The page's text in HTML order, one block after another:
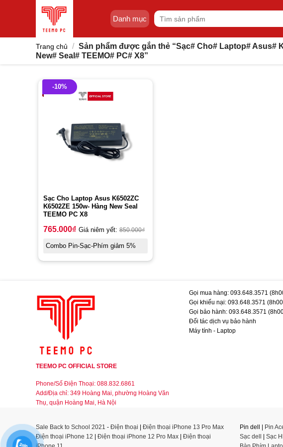
Danh mục
Tìm
kiếm:
Trang chủ / Sản phẩm được gắn thẻ “Sạc# Cho# Laptop# Asus#
New# Seal# TEEMO# PC# X8”
-10%
Sạc Cho Laptop Asus K6502ZC
K6502ZE 150w- Hàng New Seal
TEEMO PC X8
765.000₫ Giá niêm yết: 850.000₫
Combo Pin-Sạc-Phím giảm 5%
TEEMO PC OFFICIAL STORE
Phone/Số Điện Thoại: 088.832.6861
Add/Địa chỉ: 349 Hoàng Mai, phường Hoàng Văn
Thụ, quận Hoàng Mai, Hà Nội
Gọi mua hàng: 093.648.3571
Gọi khiếu nại: 093.648.3571
Gọi bảo hành: 093.648.3571
Đối tác dịch vụ bảo hành
Máy tính - Laptop
Sale Back to School 2021 - Điện thoại | Điện thoại iPhone 13 Pro Max
Điện thoại iPhone 12 | Điện thoại iPhone 12 Pro Max | Điện thoại
Pin dell | Pin
Sạc dell | Sạc